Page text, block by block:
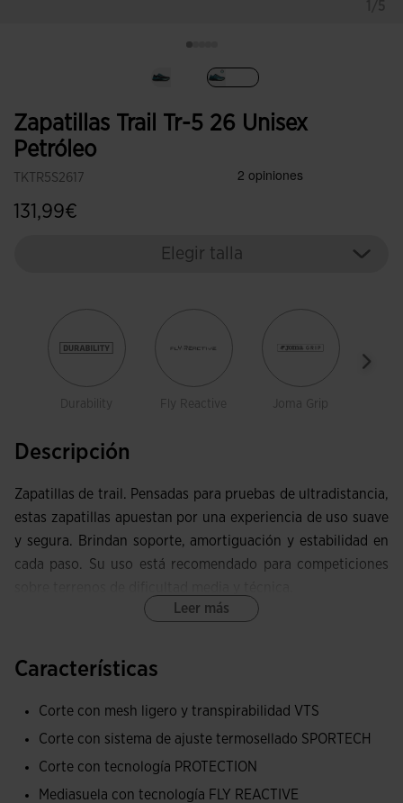
Zapatillas Trail Tr-5 26 Unisex
Petróleo
TKTR5S2617
131,99€
Elegir talla
Durability Fly Reactive Joma Grip
Descripción
Zapatillas de trail. Pensadas para pruebas de ultradistancia,
estas zapatillas apuestan por una experiencia de uso suave
y segura. Brindan soporte, amortiguación y estabilidad en
cada paso. Su uso está recomendado para competiciones
VTS, que permite una correcta expulsión del sudor y
Asegura que el pie se mantenga fresco y cómodo.
Sistema de ajuste termosellado JOMA SPORTECH, que
brinda sujeción sin añadir peso extra. Refuerzo
Leer más
Características
Corte con mesh ligero y transpirabilidad VTS
Corte con sistema de ajuste termosellado SPORTECH
Corte con tecnología PROTECTION
Mediasuela con tecnología FLY REACTIVE